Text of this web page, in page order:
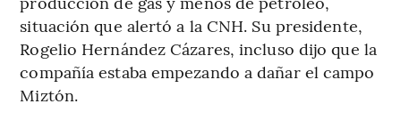
situación que alertó a la CNH. Su presidente,
Rogelio Hernández Cázares, incluso dijo que la
compañía estaba empezando a dañar el campo
Miztón.